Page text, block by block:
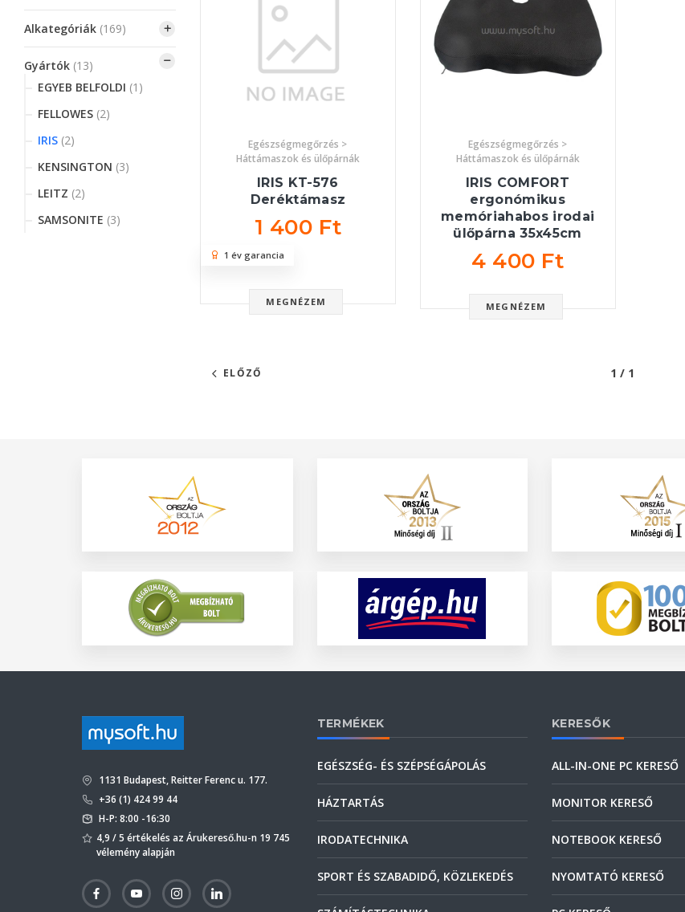
Alkategóriák (169)
Gyártók (13)
EGYEB BELFOLDI (1)
FELLOWES (2)
IRIS (2)
KENSINGTON (3)
LEITZ (2)
SAMSONITE (3)
Egészségmegőrzés >
Háttámaszok és ülőpárnák
IRIS KT-576
Deréktámasz
1 400 Ft
MEGNÉZEM
1 év garancia
Egészségmegőrzés >
Háttámaszok és ülőpárnák
IRIS COMFORT
ergonómikus
memóriahabos irodai
ülőpárna 35x45cm
4 400 Ft
MEGNÉZEM
ELŐZŐ 1 / 1
1131 Budapest, Reitter Ferenc u. 177.
+36 (1) 424 99 44
H-P: 8:00 -16:30
4,9 / 5 értékelés az Árukereső.hu-n 19 745
vélemény alapján
TERMÉKEK
EGÉSZSÉG- ÉS SZÉPSÉGÁPOLÁS
HÁZTARTÁS
IRODATECHNIKA
SPORT ÉS SZABADIDŐ, KÖZLEKEDÉS
KERESŐK
ALL-IN-ONE PC KERESŐ
MONITOR KERESŐ
NOTEBOOK KERESŐ
NYOMTATÓ KERESŐ